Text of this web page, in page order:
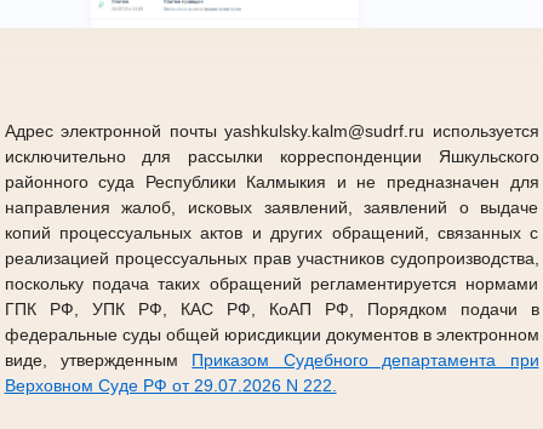
Адрес электронной почты yashkulsky.kalm@sudrf.ru используется
исключительно для рассылки корреспонденции Яшкульского
районного суда Республики Калмыкия и не предназначен для
направления жалоб, исковых заявлений, заявлений о выдаче
копий процессуальных актов и других обращений, связанных с
реализацией процессуальных прав участников судопроизводства,
поскольку подача таких обращений регламентируется нормами
ГПК РФ, УПК РФ, КАС РФ, КоАП РФ, Порядком подачи в
федеральные суды общей юрисдикции документов в электронном
виде, утвержденным Приказом Судебного департамента при
Верховном Суде РФ от 29.07.2026 N 222.